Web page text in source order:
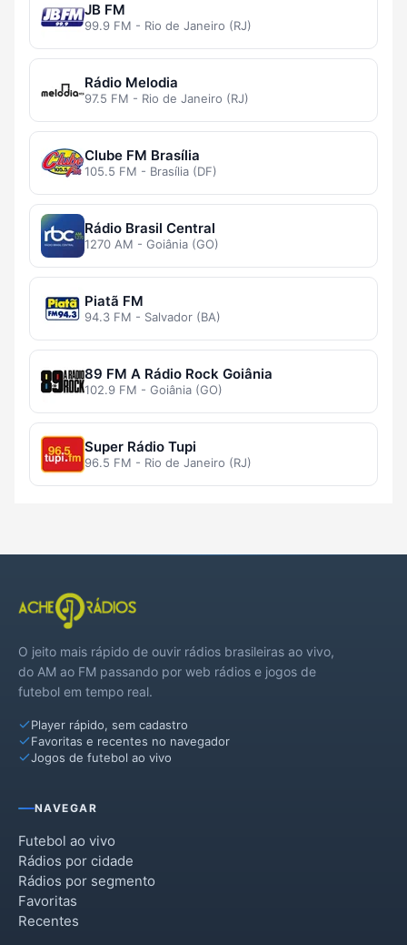
JB FM
99.9 FM - Rio de Janeiro (RJ)
Rádio Melodia
97.5 FM - Rio de Janeiro (RJ)
Clube FM Brasília
105.5 FM - Brasília (DF)
Rádio Brasil Central
1270 AM - Goiânia (GO)
Piatã FM
94.3 FM - Salvador (BA)
89 FM A Rádio Rock Goiânia
102.9 FM - Goiânia (GO)
Super Rádio Tupi
96.5 FM - Rio de Janeiro (RJ)
O jeito mais rápido de ouvir rádios brasileiras ao vivo,
do AM ao FM passando por web rádios e jogos de
futebol em tempo real.
Player rápido, sem cadastro
Favoritas e recentes no navegador
Jogos de futebol ao vivo
NAVEGAR
Futebol ao vivo
Rádios por cidade
Rádios por segmento
Favoritas
Recentes